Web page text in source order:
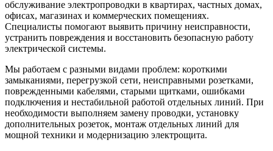
обслуживание электропроводки в квартирах, частных домах,
офисах, магазинах и коммерческих помещениях.
Специалисты помогают выявить причину неисправности,
устранить повреждения и восстановить безопасную работу
электрической системы.
Мы работаем с разными видами проблем: короткими
замыканиями, перегрузкой сети, неисправными розетками,
поврежденными кабелями, старыми щитками, ошибками
подключения и нестабильной работой отдельных линий. При
необходимости выполняем замену проводки, установку
дополнительных розеток, монтаж отдельных линий для
мощной техники и модернизацию электрощита.